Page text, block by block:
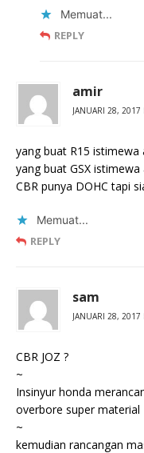
Memuat...
REPLY
amir
JANUARI 28, 2017
yang buat R15 istimewa
yang buat GSX
CBR punya DOHC tapi
Memuat...
REPLY
sam
JANUARI 28, 2017
CBR JOZ ?
~
Insinyur honda
overbore super material
~
kemudian rancangan